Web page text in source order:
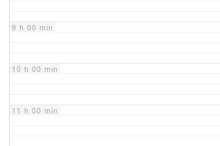
9 h 00 min
10 h 00 min
11 h 00 min